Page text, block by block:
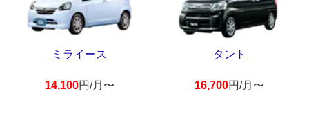
ミライース
14,100円/月〜
タント
16,700円/月〜